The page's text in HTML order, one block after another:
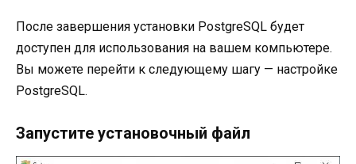
После завершения установки PostgreSQL будет
доступен для использования на вашем компьютере.
Вы можете перейти к следующему шагу — настройке
PostgreSQL.
Запустите установочный файл